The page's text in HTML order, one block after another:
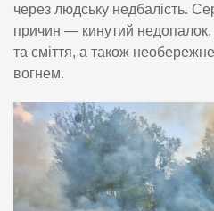
через людську недбалість.
причин — кинутий
та сміття, а також
вогнем.